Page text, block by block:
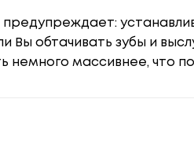
Вы обтачивать зубы и
немного массивнее, что